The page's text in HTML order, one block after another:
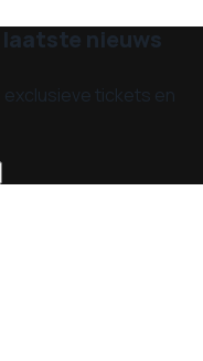
nieuws
tickets en